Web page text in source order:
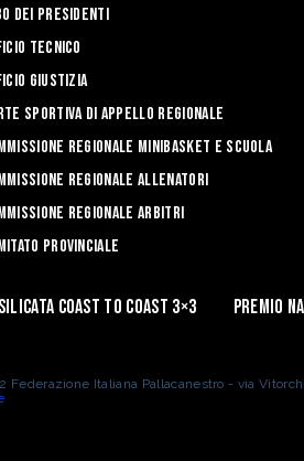
dei Presidenti
Tecnico
Giustizia
Sportiva di Appello Regionale
Regionale Minibasket e Scuola
Regionale Allenatori
Regionale Arbitri
Provinciale
coast to coast 3×3 Premio
Federazione Italiana Pallacanestro - via